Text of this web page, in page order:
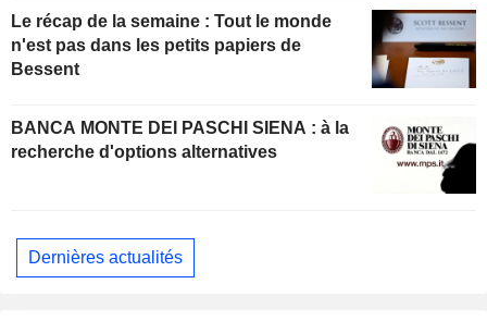
Le récap de la semaine : Tout le monde
n'est pas dans les petits papiers de
Bessent
BANCA MONTE DEI PASCHI SIENA : à la
recherche d'options alternatives
Dernières actualités